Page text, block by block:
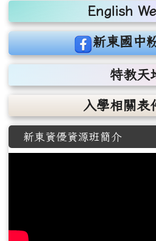
右邊區域內容English
link to https://
新東國中
特教天
入學相關表
新東資優資源班簡介